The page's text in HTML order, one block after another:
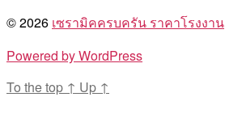
© 2026 เซรามิคครบครัน ราคาโรงงาน
Powered by WordPress
To the top ↑ Up ↑